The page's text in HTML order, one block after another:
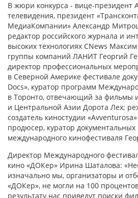
В жюри конкурса - вице-президент
телевидения, президент
МедиаКомпании» Александр
редактор российского журнала и
высоких технологиях CNews
группы компаний ЛАНИТ Георгий
директор профессиональных
в Северной Америке фестивале
Docs», куратор программ
в Торонто, отвечающий за фильмы
и Центральной Азии Дорота Лех;
создатель киностудии
продюсер, куратор
международного кинофестиваля
Директор Международного
кино «ДОКер» Ирина Шаталова:
изначально мы, организаторы и
«ДОКер», не могли на 100
результату нас приведут поиски